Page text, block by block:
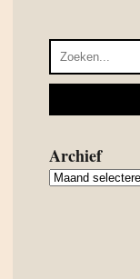
Archief
Archief